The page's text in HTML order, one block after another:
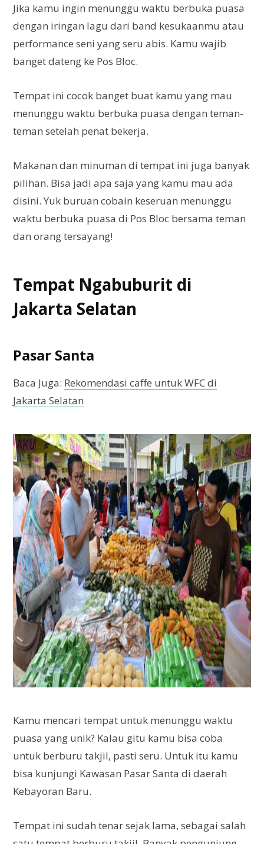
Jika kamu ingin menunggu waktu berbuka puasa
dengan iringan lagu dari band kesukaanmu atau
performance seni yang seru abis. Kamu wajib
banget dateng ke Pos Bloc.
Tempat ini cocok banget buat kamu yang mau
menunggu waktu berbuka puasa dengan teman-
teman setelah penat bekerja.
Makanan dan minuman di tempat ini juga banyak
pilihan. Bisa jadi apa saja yang kamu mau ada
disini. Yuk buruan cobain keseruan menunggu
waktu berbuka puasa di Pos Bloc bersama teman
dan orang tersayang!
Tempat Ngabuburit di
Jakarta Selatan
Pasar Santa
Baca Juga: Rekomendasi caffe untuk WFC di
Jakarta Selatan
Kamu mencari tempat untuk menunggu waktu
puasa yang unik? Kalau gitu kamu bisa coba
untuk berburu takjil, pasti seru. Untuk itu kamu
bisa kunjungi Kawasan Pasar Santa di daerah
Kebayoran Baru.
Tempat ini sudah tenar sejak lama, sebagai salah